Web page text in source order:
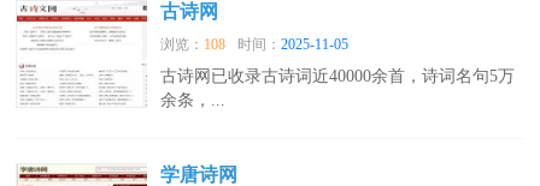
古诗网
浏览： 108 时间：2025-11-05
古诗网已收录古诗词近40000余首，诗词名句5万
余条，...
学唐诗网